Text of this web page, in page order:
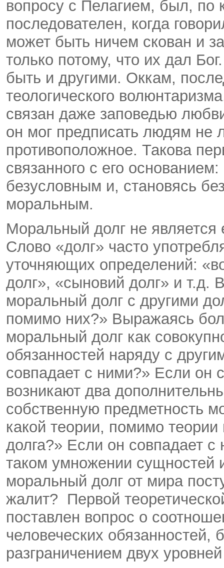
вопросу с Пелагием, был, по
последователен, когда
может быть ничем скован и
только потому, что их дал
быть и другими. Оккам,
теологического
связан даже заповедью
он мог предписать людям не
противоположное. Такова
связанного с его
безусловным и, становясь
моральным.
Моральный долг не
Слово «долг» часто
уточняющих определений:
долг», «сыновий долг» и т.д.
моральный долг с другими
помимо них?» Выражаясь
моральный долг как
обязанностей наряду с
совпадает с ними?» Если он
возникают два
собственную предметность
какой теории, помимо
долга?» Если он совпадает
таком умножении сущностей
моральный долг от мира
жалит? Первой
поставлен вопрос о
человеческих обязанностей,
разграничением двух